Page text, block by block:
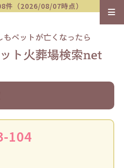
件（2026/08/07時点）
104